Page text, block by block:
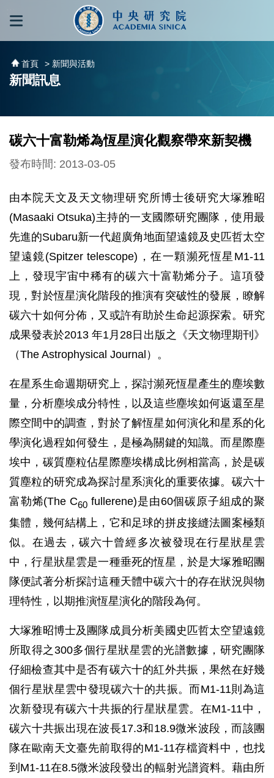
跳到主要內容區塊
首頁 > 新聞與活動
新聞訊息
碳六十富勒烯為恆星演化觀察帶來新契機
發布時間: 2013-03-05
由本院天文及天文物理研究所博士後研究大塚雅昭
(Masaaki Otsuka)主持的一支國際研究團隊，使用最
先進的Subaru新一代超廣角地面望遠鏡及史匹哲太空
望遠鏡(Spitzer telescope)，在一顆瀕死恆星M1-11
上，發現宇宙中稀有的碳六十富勒烯分子。這項發
現，對於恆星演化階段的推演有突破性的發展，瞭解
碳六十如何分佈，又或許有助於生命起源探索。研究
成果發表於2013 年1月28日出版之《天文物理期刊》
（The Astrophysical Journal）。
在星系生命週期研究上，探討瀕死恆星產生的塵埃數
量，分析塵埃成分特性，以及這些塵埃如何返還至星
際空間中的調查，對於了解恆星如何演化和星系的化
學演化過程如何發生，是極為關鍵的知識。而星際塵
埃中，碳質塵粒佔星際塵埃構成比例相當高，於是碳
質塵粒的研究成為探討星系演化的重要依據。碳六十
富勒烯(The C60 fullerene)是由60個碳原子組成的聚
集體，幾何結構上，它和足球的拼皮接縫法圖案極類
似。在過去，碳六十曾經多次被發現在行星狀星雲
中，行星狀星雲是一種垂死的恆星，於是大塚雅昭團
隊便試著分析探討這種天體中碳六十的存在狀況與物
理特性，以期推演恆星演化的階段為何。
大塚雅昭博士及團隊成員分析美國史匹哲太空望遠鏡
所取得之300多個行星狀星雲的光譜數據，研究團隊
仔細檢查其中是否有碳六十的紅外共振，果然在好幾
個行星狀星雲中發現碳六十的共振。而M1-11則為這
次新發現有碳六十共振的行星狀星雲。在M1-11中，
碳六十共振出現在波長17.3和18.9微米波段，而該團
隊在歐南天文臺先前取得的M1-11存檔資料中，也找
到M1-11在8.5微米波段發出的輻射光譜資料。藉由所